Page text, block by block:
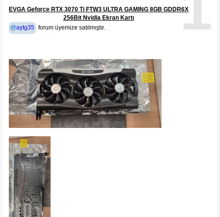
EVGA Geforce RTX 3070 Ti FTW3 ULTRA GAMING 8GB GDDR6X
256Bit Nvidia Ekran Kartı
@aytg35 forum üyemize satılmıştır.